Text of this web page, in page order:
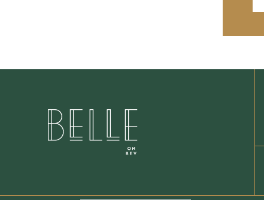
English
한국어
日本語